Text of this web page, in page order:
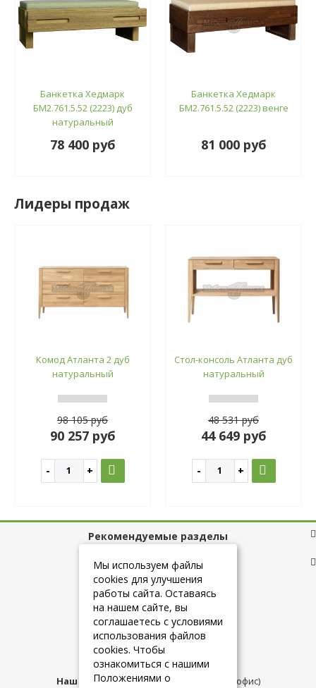
Банкетка Хедмарк
БМ2.761.5.52 (2223) дуб
натуральный
78 400 руб
Банкетка Хедмарк
БМ2.761.5.52 (2223) венге
81 000 руб
Лидеры продаж
Комод Атланта 2 дуб
натуральный
98 105 руб
90 257 руб
Стол-консоль Атланта дуб
натуральный
48 531 руб
44 649 руб
Рекомендуемые разделы
Полезные ссылки
+7 (925) 084-10-60
Наш адрес:Москва,ул.Плещеева д.12 (офис)
Мы используем файлы
cookies для улучшения
работы сайта. Оставаясь
на нашем сайте, вы
соглашаетесь с условиями
использования файлов
cookies. Чтобы
ознакомиться с нашими
Положениями о